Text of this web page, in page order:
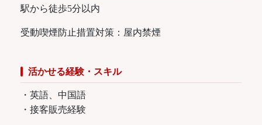
駅から徒歩5分以内
受動喫煙防止措置対策：屋内禁煙
活かせる経験・スキル
・英語、中国語
・接客販売経験